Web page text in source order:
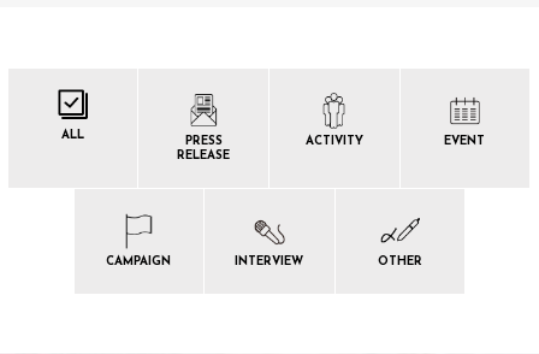
ALL
PRESS
RELEASE
ACTIVITY EVENT
CAMPAIGN INTERVIEW OTHER